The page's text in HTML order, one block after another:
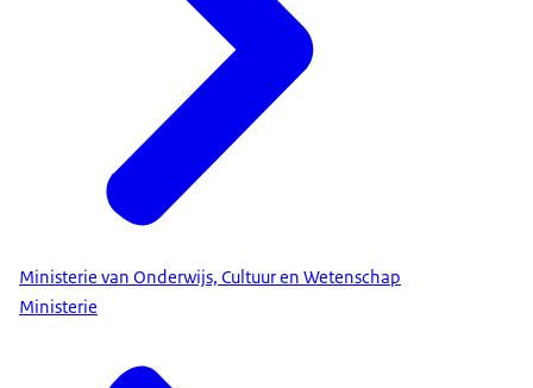
Ministerie van Onderwijs, Cultuur en Wetenschap
Ministerie